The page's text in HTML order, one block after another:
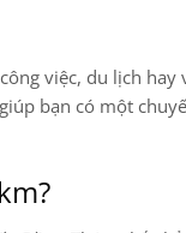
việc, du lịch
bạn có một